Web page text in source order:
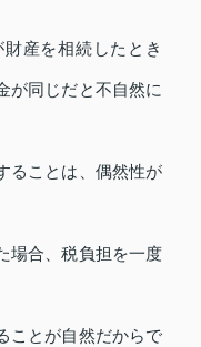
産を相続したとき
が同じだと不自然に
ることは、偶然性が
場合、税負担を一度
ことが自然だからで